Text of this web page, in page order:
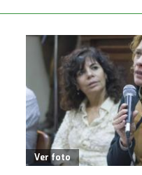
Ver foto